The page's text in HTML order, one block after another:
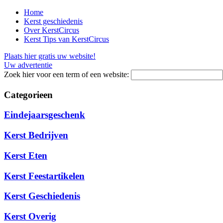
Home
Kerst geschiedenis
Over KerstCircus
Kerst Tips van KerstCircus
Plaats hier gratis uw website!
Uw advertentie
Zoek hier voor een term of een website:
Categorieen
Eindejaarsgeschenk
Kerst Bedrijven
Kerst Eten
Kerst Feestartikelen
Kerst Geschiedenis
Kerst Overig